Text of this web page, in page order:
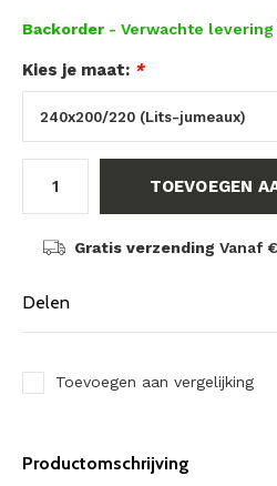
Backorder - Verwachte
Kies je maat: *
TOEVOEGEN
Gratis verzending Vanaf
Delen
Toevoegen aan vergelijking
Productomschrijving